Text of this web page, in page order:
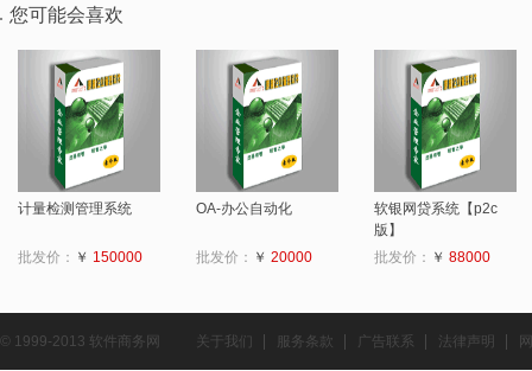
您可能会喜欢
计量检测管理系统
批发价： ￥ 150000
OA-办公自动化
批发价： ￥ 20000
软银网贷系统【p2c
版】
批发价： ￥ 88000
© 1999-2013 软件商务网 关于我们 服务条款 广告联系 法律声明